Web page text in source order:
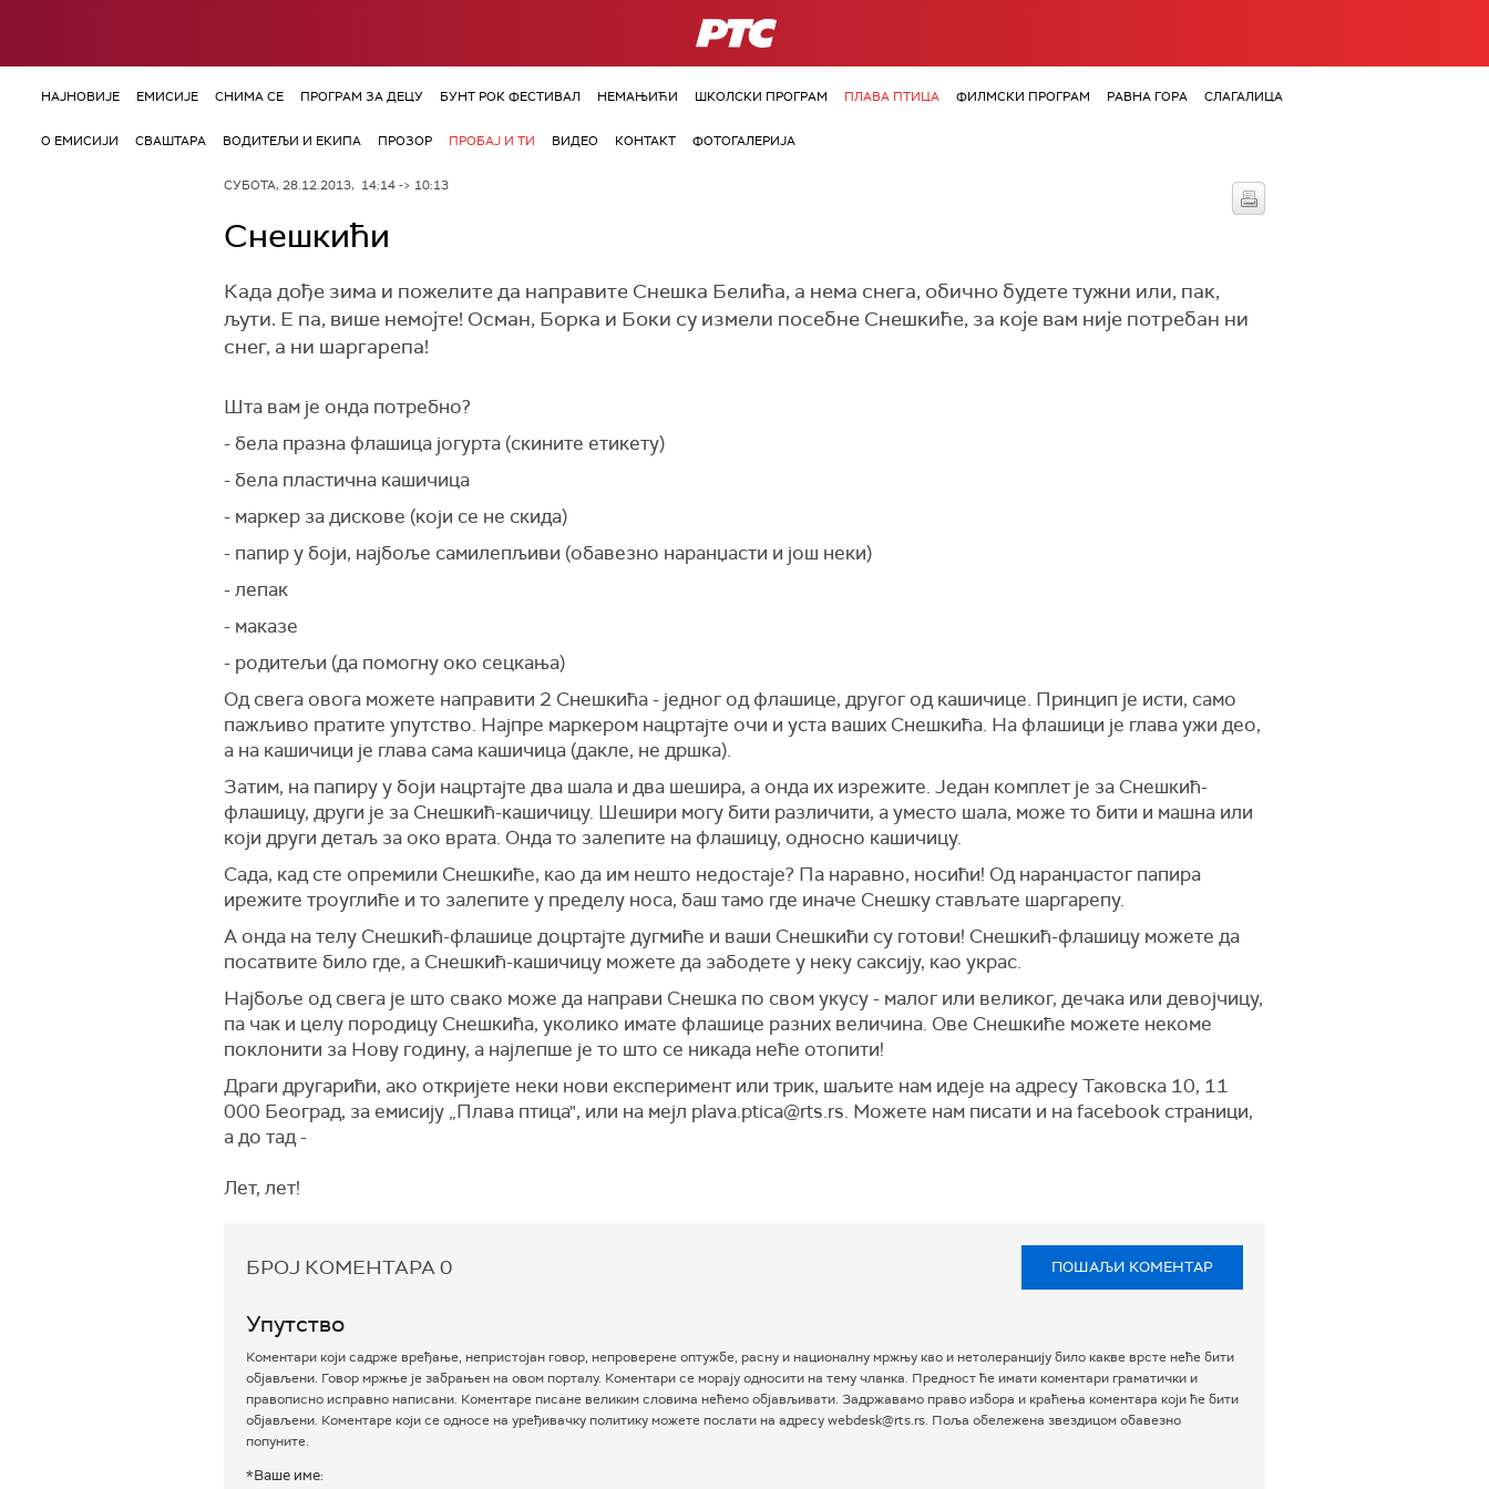
РТС
НАЈНОВИЈЕ ЕМИСИЈЕ СНИМА СЕ ПРОГРАМ ЗА ДЕЦУ БУНТ РОК ФЕСТИВАЛ НЕМАЊИЋИ ШКОЛСКИ ПРОГРАМ ПЛАВА ПТИЦА ФИЛМСКИ ПРОГРАМ РАВНА ГОРА СЛАГАЛИЦА
О ЕМИСИЈИ СВАШТАРА ВОДИТЕЉИ И ЕКИПА ПРОЗОР ПРОБАЈ И ТИ ВИДЕО КОНТАКТ ФОТОГАЛЕРИЈА
СУБОТА, 28.12.2013, 14:14 -> 10:13
Снешкићи
Када дође зима и пожелите да направите Снешка Белића, а нема снега, обично будете тужни или, пак,
љути. Е па, више немојте! Осман, Борка и Боки су измели посебне Снешкиће, за које вам није потребан ни
снег, а ни шаргарепа!
Шта вам је онда потребно?
- бела празна флашица јогурта (скините етикету)
- бела пластична кашичица
- маркер за дискове (који се не скида)
- папир у боји, најбоље самилепљиви (обавезно наранџасти и још неки)
- лепак
- маказе
- родитељи (да помогну око сецкања)
Од свега овога можете направити 2 Снешкића - једног од флашице, другог од кашичице. Принцип је исти, само
пажљиво пратите упутство. Најпре маркером нацртајте очи и уста ваших Снешкића. На флашици је глава ужи део,
а на кашичици је глава сама кашичица (дакле, не дршка).
Затим, на папиру у боји нацртајте два шала и два шешира, а онда их изрежите. Један комплет је за Снешкић-
флашицу, други је за Снешкић-кашичицу. Шешири могу бити различити, а уместо шала, може то бити и машна или
који други детаљ за око врата. Онда то залепите на флашицу, односно кашичицу.
Сада, кад сте опремили Снешкиће, као да им нешто недостаје? Па наравно, носићи! Од наранџастог папира
ирежите троуглиће и то залепите у пределу носа, баш тамо где иначе Снешку стављате шаргарепу.
А онда на телу Снешкић-флашице доцртајте дугмиће и ваши Снешкићи су готови! Снешкић-флашицу можете да
посатвите било где, а Снешкић-кашичицу можете да забодете у неку саксију, као украс.
Најбоље од свега је што свако може да направи Снешка по свом укусу - малог или великог, дечака или девојчицу,
па чак и целу породицу Снешкића, уколико имате флашице разних величина. Ове Снешкиће можете некоме
поклонити за Нову годину, а најлепше је то што се никада неће отопити!
Драги другарићи, ако откријете неки нови експеримент или трик, шаљите нам идеје на адресу Таковска 10, 11
000 Београд, за емисију „Плава птица", или на мејл plava.ptica@rts.rs. Можете нам писати и на facebook страници,
а до тад -
Лет, лет!
БРОЈ КОМЕНТАРА0 ПОШАЉИ КОМЕНТАР
Упутство
Коментари који садрже вређање, непристојан говор, непроверене оптужбе, расну и националну мржњу као и нетолеранцију било какве врсте неће бити
објављени. Говор мржње је забрањен на овом порталу. Коментари се морају односити на тему чланка. Предност ће имати коментари граматички и
правописно исправно написани. Коментаре писане великим словима нећемо објављивати. Задржавамо право избора и краћења коментара који ће бити
објављени. Коментаре који се односе на уређивачку политику можете послати на адресу webdesk@rts.rs. Поља обележена звездицом обавезно
попуните.
*Ваше име: